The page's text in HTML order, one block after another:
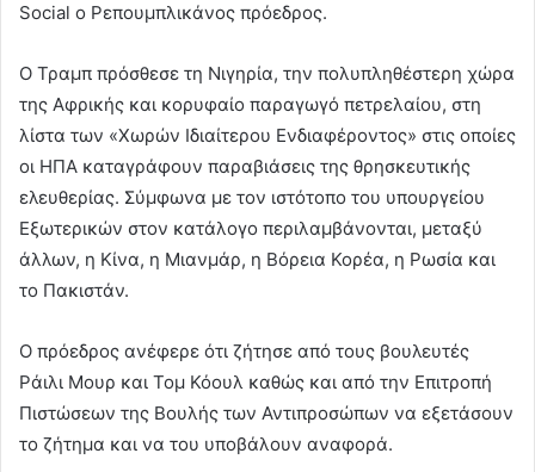
Social ο Ρεπουμπλικάνος πρόεδρος.
Ο Τραμπ πρόσθεσε τη Νιγηρία, την πολυπληθέστερη χώρα
της Αφρικής και κορυφαίο παραγωγό πετρελαίου, στη
λίστα των «Χωρών Ιδιαίτερου Ενδιαφέροντος» στις οποίες
οι ΗΠΑ καταγράφουν παραβιάσεις της θρησκευτικής
ελευθερίας. Σύμφωνα με τον ιστότοπο του υπουργείου
Εξωτερικών στον κατάλογο περιλαμβάνονται, μεταξύ
άλλων, η Κίνα, η Μιανμάρ, η Βόρεια Κορέα, η Ρωσία και
το Πακιστάν.
Ο πρόεδρος ανέφερε ότι ζήτησε από τους βουλευτές
Ράιλι Μουρ και Τομ Κόουλ καθώς και από την Επιτροπή
Πιστώσεων της Βουλής των Αντιπροσώπων να εξετάσουν
το ζήτημα και να του υποβάλουν αναφορά.